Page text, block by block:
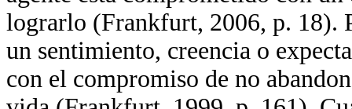
lograrlo (Frankfurt, 2006, p. 18).
un sentimiento, creencia o
con el compromiso de no